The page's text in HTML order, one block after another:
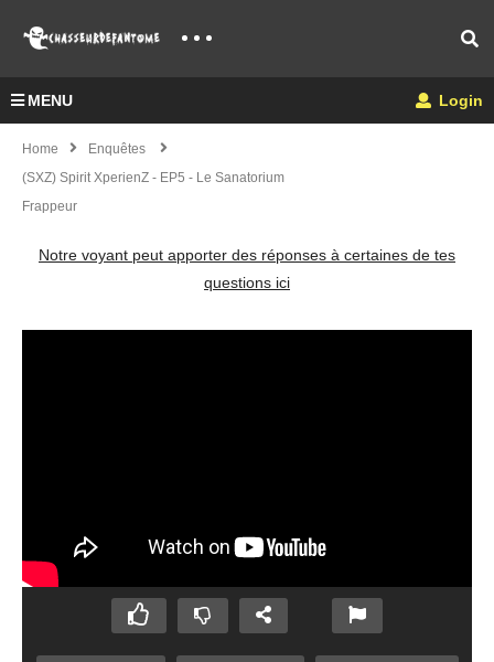
MENU Login
Home
Enquêtes
(SXZ) Spirit XperienZ - EP5 - Le Sanatorium
Frappeur
Notre voyant peut apporter des réponses à certaines de tes
questions ici